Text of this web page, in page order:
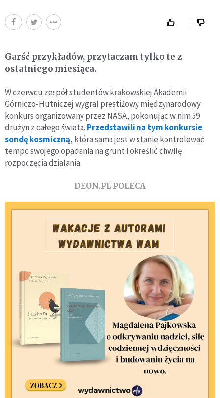
Garść przykładów, przytaczam tylko te z
ostatniego miesiąca.
W czerwcu zespół studentów krakowskiej Akademii
Górniczo-Hutniczej wygrał prestiżowy międzynarodowy
konkurs organizowany przez NASA, pokonując w nim 59
drużyn z całego świata. Przedstawili na tym konkursie
sondę kosmiczną, która sama jest w stanie kontrolować
tempo swojego opadania na grunt i określić chwilę
rozpoczęcia działania.
DEON.PL POLECA